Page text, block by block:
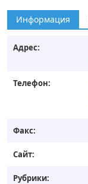
Информация
Адрес:
Телефон:
Факс:
Сайт:
Рубрики: